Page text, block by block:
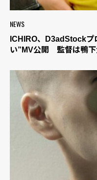
NEWS
ICHIRO、D3adStockプ
い”MV公開 監督は鴨下